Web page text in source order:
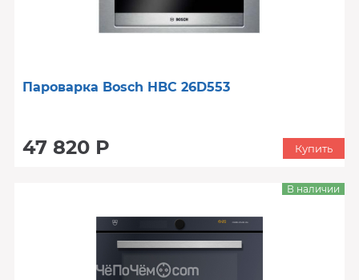
Пароварка Bosch HBC 26D553
47 820 Р Купить
В наличии